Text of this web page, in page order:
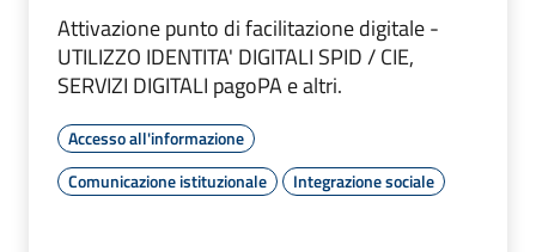
Attivazione punto di facilitazione digitale -
UTILIZZO IDENTITA' DIGITALI SPID / CIE,
SERVIZI DIGITALI pagoPA e altri.
Accesso all'informazione
Comunicazione istituzionale
Integrazione sociale